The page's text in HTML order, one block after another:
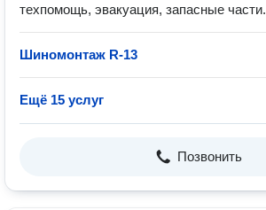
техпомощь, эвакуация, запасные части.
Шиномонтаж R-13
Ещё 15 услуг
Позвонить